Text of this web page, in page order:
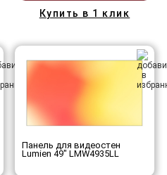
Купить в 1 клик
Панель для видеостен
Lumien 49" LMW4935LL